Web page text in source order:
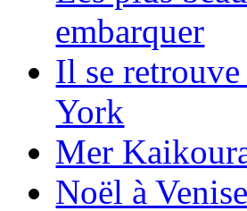
embarquer
Il se
York
Mer
Noël à Venise